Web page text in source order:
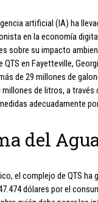
artificial (IA) ha
en la economía
sobre su impacto
en Fayetteville,
de 29 millones de
de litros, a través
adecuadamente
del
el complejo de QTS ha
dólares por el